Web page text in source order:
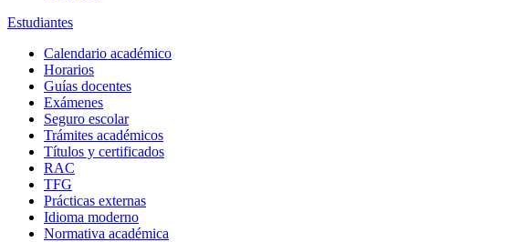
Estudiantes
Calendario académico
Horarios
Guías docentes
Exámenes
Seguro escolar
Trámites académicos
Títulos y certificados
RAC
TFG
Prácticas externas
Idioma moderno
Normativa académica